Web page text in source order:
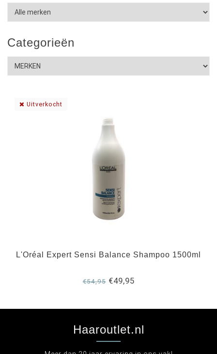
Categorieën
Uitverkocht
L'Oréal Expert Sensi Balance Shampoo 1500ml
€54,95€49,95
Haaroutlet.nl